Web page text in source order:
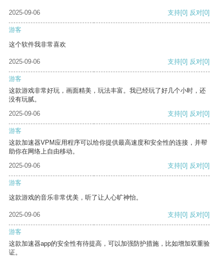
2025-09-06 支持[0] 反对[0]
游客
这个软件我非常喜欢
2025-09-06 支持[0] 反对[0]
游客
这款游戏非常好玩，画面精美，玩法丰富。我已经玩了好几个小时，还
没有玩腻。
2025-09-06
支持[0] 反对[0]
游客
这款加速器VPM应用程序可以给你提供最高速度和安全性的连接，并帮
助你在网络上自由移动。
2025-09-06
支持[0] 反对[0]
游客
这款游戏的音乐非常优美，听了让人心旷神怡。
2025-09-06 支持[0] 反对[0]
游客
这款加速器app的安全性有待提高，可以加强防护措施，比如增加双重验
证。